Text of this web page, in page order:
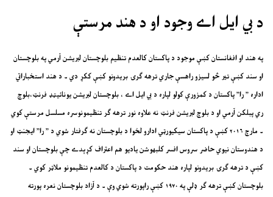
د بي ايل اے وجود او د هند مرستې
په هند او افغانستان کښې موجود د پاکستان کالعدم تنظيم بلوچستان لبريشن آرمي په بلوچستان
او سند کښې تير څو لسيزو راهسې جاري ترهه ګرۍ بريدونو کښې ککړ دي ۔ د هند استخباراتي
اداره ” را” پاکستان د کمزورې کولو لپاره د بي ايل اے ، بلوچستان لبريشن يونائيټډ فرنټ،بلوچ
ري پبلکن آرمي او د بلوچ لبريشن فرنټ نه علاوه نور ترهه ګر تنظيمونوسره مسلسل مرستې کوي
۔ مارچ ۲۰۱۶ کښې د پاکستان سيکيورټي ادارو لخوا د بلوچستان نه ګرفتار شوي د ” را” ايجنټ او
د هندوستان نيوي حاضر سروس افسر کلبهوشن ياديو هم اعتراف کړېدے چې بلوچستان او سند
کښې د ترهه ګرۍ بريدونو لپاره هند حکومت د پاکستان د کالعدم تنظيمونو ملاټر کوي ۔
بلوچستان کښې ترهه ګر ډلې په ۱۹۷۰ کښې راپورته شوي وې ۔ د آزاد بلوچستان نعره پورته